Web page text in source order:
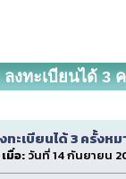
งทะเบียนได้ 3
ทะเบียนได้ 3 ครั้งห
เมื่อ:วันที่ 14 กันยายน